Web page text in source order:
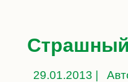
29.01.2013 |